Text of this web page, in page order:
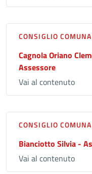
CONSIGLIO
Cagnola Oriano
Assessore
Vai al contenuto
CONSIGLIO
Bianciotto Silvia -
Vai al contenuto